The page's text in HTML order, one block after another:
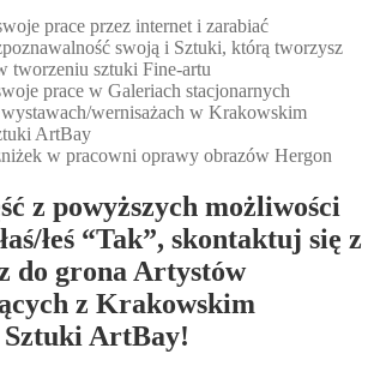
prace przez internet i zarabiać
swoją i Sztuki, którą tworzysz
tworzeniu sztuki Fine-artu
prace w Galeriach stacjonarnych
wystawach/wernisażach w Krakowskim
ArtBay
w pracowni oprawy obrazów Hergon
z powyższych możliwości
łeś “Tak”, skontaktuj się z
do grona Artystów
z Krakowskim
ArtBay!